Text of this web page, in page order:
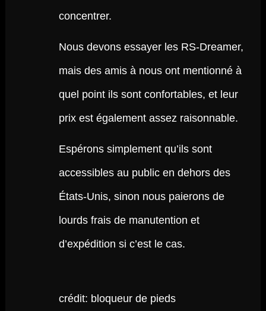
concentrer.
Nous devons essayer les RS-Dreamer,
mais des amis à nous ont mentionné à
quel point ils sont confortables, et leur
prix est également assez raisonnable.
Espérons simplement qu’ils sont
accessibles au public en dehors des
États-Unis, sinon nous paierons de
lourds frais de manutention et
d’expédition si c’est le cas.
crédit: bloqueur de pieds